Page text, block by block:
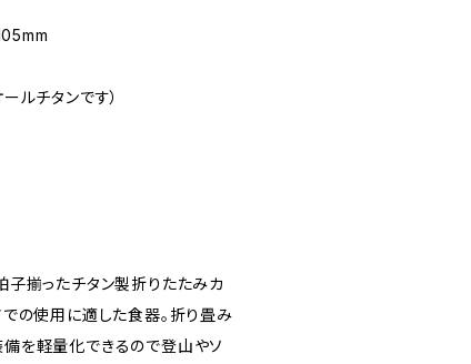
ルチタンです）
子揃ったチタン製折りたたみカ
での使用に適した食器。折り畳み
を軽量化できるので登山やソ